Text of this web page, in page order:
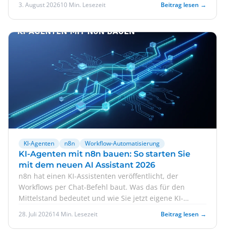
3. August 202610 Min. Lesezeit Beitrag lesen →
KI-Agenten n8n Workflow-Automatisierung
KI-Agenten mit n8n bauen: So starten Sie
mit dem neuen AI Assistant 2026
n8n hat einen KI-Assistenten veröffentlicht, der
Workflows per Chat-Befehl baut. Was das für den
Mittelstand bedeutet und wie Sie jetzt eigene KI-
Entwicklerteam.
28. Juli 202614 Min. Lesezeit Beitrag lesen →